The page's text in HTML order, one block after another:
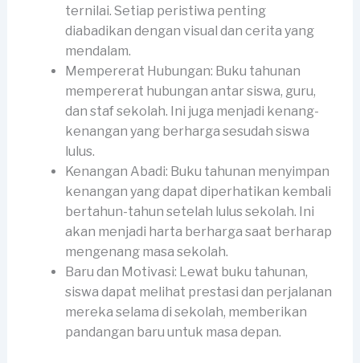
ternilai. Setiap peristiwa penting
diabadikan dengan visual dan cerita yang
mendalam.
Mempererat Hubungan: Buku tahunan
mempererat hubungan antar siswa, guru,
dan staf sekolah. Ini juga menjadi kenang-
kenangan yang berharga sesudah siswa
lulus.
Kenangan Abadi: Buku tahunan menyimpan
kenangan yang dapat diperhatikan kembali
bertahun-tahun setelah lulus sekolah. Ini
akan menjadi harta berharga saat berharap
mengenang masa sekolah.
Baru dan Motivasi: Lewat buku tahunan,
siswa dapat melihat prestasi dan perjalanan
mereka selama di sekolah, memberikan
pandangan baru untuk masa depan.